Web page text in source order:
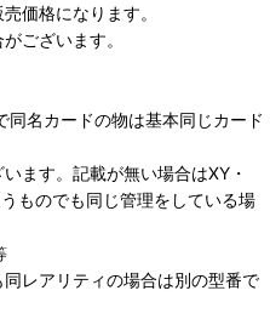
価格になります。
ございます。
同名カードの物は基本同じカード
ます。記載が無い場合はXY・
ものでも同じ管理をしている場
レアリティの場合は別の型番で